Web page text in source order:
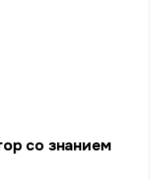
со знанием